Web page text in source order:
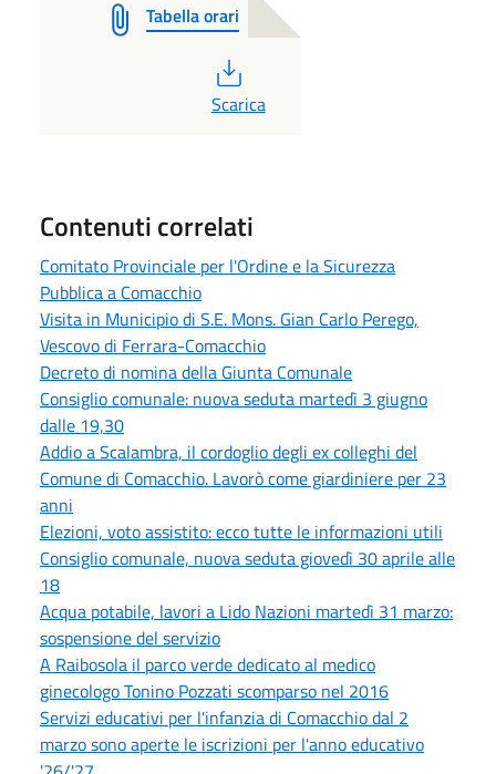
Tabella orari
PDF
Scarica
Contenuti correlati
Comitato Provinciale per l'Ordine e la Sicurezza
Pubblica a Comacchio
Visita in Municipio di S.E. Mons. Gian Carlo Perego,
Vescovo di Ferrara-Comacchio
Decreto di nomina della Giunta Comunale
Consiglio comunale: nuova seduta martedì 3 giugno
dalle 19,30
Addio a Scalambra, il cordoglio degli ex colleghi del
Comune di Comacchio. Lavorò come giardiniere per 23
anni
Elezioni, voto assistito: ecco tutte le informazioni utili
Consiglio comunale, nuova seduta giovedì 30 aprile alle
18
Acqua potabile, lavori a Lido Nazioni martedì 31 marzo:
sospensione del servizio
A Raibosola il parco verde dedicato al medico
ginecologo Tonino Pozzati scomparso nel 2016
Servizi educativi per l'infanzia di Comacchio dal 2
marzo sono aperte le iscrizioni per l'anno educativo